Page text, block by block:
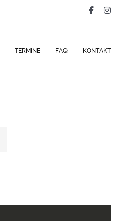
TERMINE FAQ KONTAKT